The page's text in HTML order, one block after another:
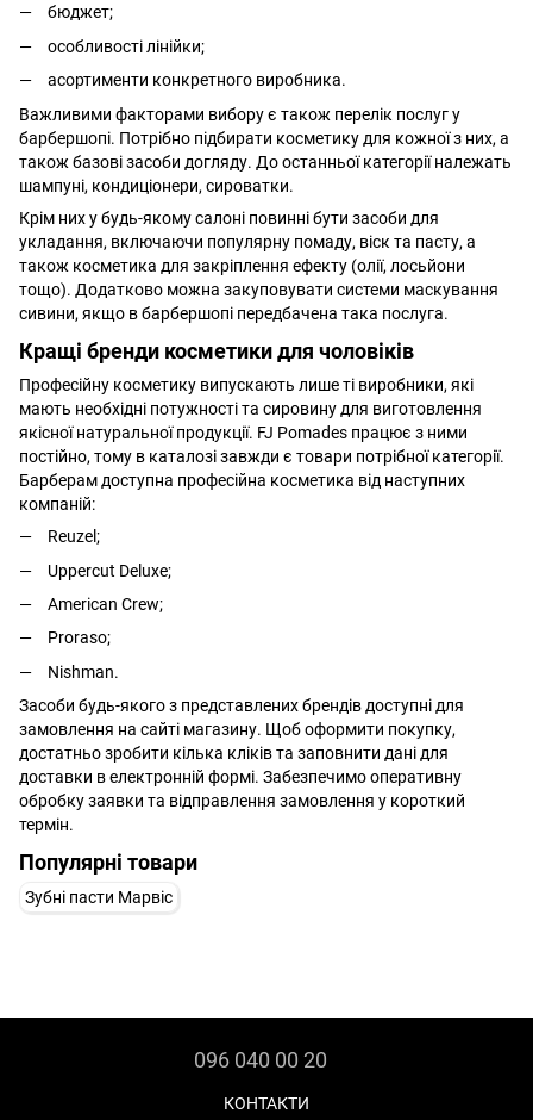
бюджет;
особливості лінійки;
асортименти конкретного виробника.
Важливими факторами вибору є також перелік послуг у
барбершопі. Потрібно підбирати косметику для кожної з них, а
також базові засоби догляду. До останньої категорії належать
шампуні, кондиціонери, сироватки.
Крім них у будь-якому салоні повинні бути засоби для
укладання, включаючи популярну помаду, віск та пасту, а
також косметика для закріплення ефекту (олії, лосьйони
тощо). Додатково можна закуповувати системи маскування
сивини, якщо в барбершопі передбачена така послуга.
Кращі бренди косметики для чоловіків
Професійну косметику випускають лише ті виробники, які
мають необхідні потужності та сировину для виготовлення
якісної натуральної продукції. FJ Pomades працює з ними
постійно, тому в каталозі завжди є товари потрібної категорії.
Барберам доступна професійна косметика від наступних
компаній:
Reuzel;
Uppercut Deluxe;
American Crew;
Proraso;
Nishman.
Засоби будь-якого з представлених брендів доступні для
замовлення на сайті магазину. Щоб оформити покупку,
достатньо зробити кілька кліків та заповнити дані для
доставки в електронній формі. Забезпечимо оперативну
обробку заявки та відправлення замовлення у короткий
термін.
Популярні товари
Зубні пасти Марвіс
096 040 00 20
КОНТАКТИ